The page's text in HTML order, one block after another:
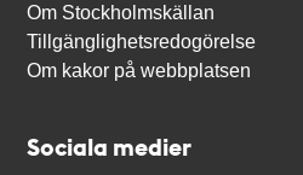
Om Stockholmskällan
Tillgänglighetsredogörelse
Om kakor på webbplatsen
Sociala medier